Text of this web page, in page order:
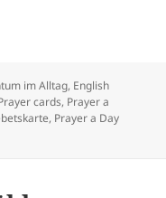
im Alltag, English
cards, Prayer a
, Prayer a Day